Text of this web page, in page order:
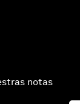
notas